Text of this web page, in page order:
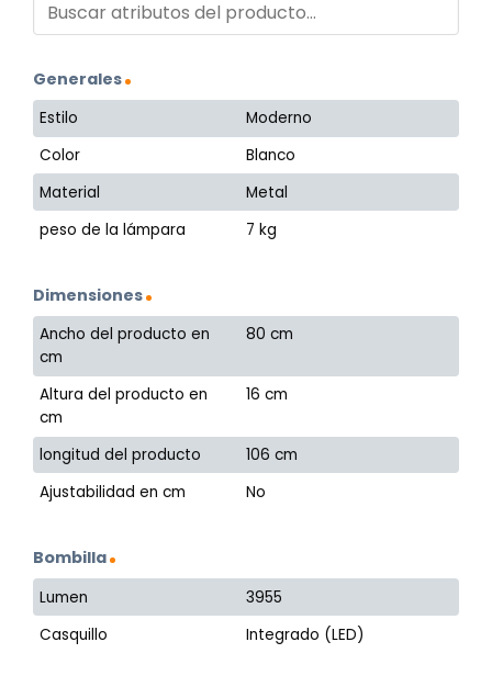
Generales
Estilo
Moderno
Color
Blanco
Material
Metal
peso de la lámpara
7 kg
Dimensiones
Ancho del producto en
cm
80 cm
Altura del producto en
cm
16 cm
longitud del producto
106 cm
Ajustabilidad en cm
No
Bombilla
Lumen
3955
Casquillo
Integrado (LED)